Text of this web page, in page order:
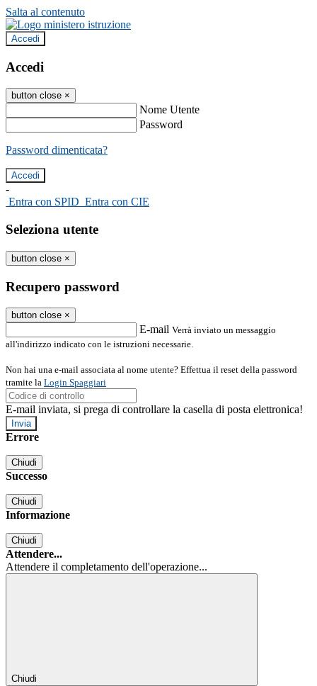
Salta al contenuto
Accedi
Accedi
button close ×
Nome Utente
Password
Password dimenticata?
-
Entra con SPID Entra con CIE
Seleziona utente
button close ×
Recupero password
button close ×
E-mail Verrà inviato un messaggio
all'indirizzo indicato con le istruzioni necessarie.
Non hai una e-mail associata al nome utente? Effettua il reset della password
tramite la Login Spaggiari
E-mail inviata, si prega di controllare la casella di posta elettronica!
Errore
Chiudi
Successo
Chiudi
Informazione
Chiudi
Attendere...
Attendere il completamento dell'operazione...
Chiudi